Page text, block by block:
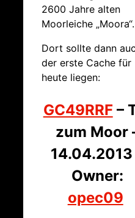
2600 Jahre alten
Moorleiche „Moora“.
Dort sollte dann
der erste Cache für
heute liegen:
GC49RRF –
zum Moor
14.04.2013
Owner:
opec09